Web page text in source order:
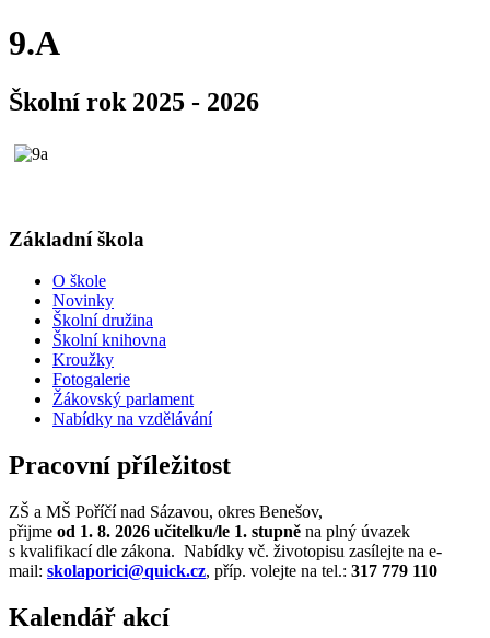
9.A
Školní rok 2025 - 2026
Základní škola
O škole
Novinky
Školní družina
Školní knihovna
Kroužky
Fotogalerie
Žákovský parlament
Nabídky na vzdělávání
Pracovní příležitost
ZŠ a MŠ Poříčí nad Sázavou, okres Benešov,
přijme od 1. 8. 2026 učitelku/le 1. stupně na plný úvazek
s kvalifikací dle zákona. Nabídky vč. životopisu zasílejte na e-
mail: skolaporici@quick.cz, příp. volejte na tel.: 317 779 110
Kalendář akcí